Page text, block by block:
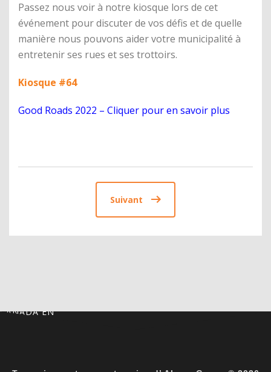
Passez nous voir à notre kiosque lors de cet
événement pour discuter de vos défis et de quelle
manière nous pouvons aider votre municipalité à
entretenir ses rues et ses trottoirs.
Kiosque #64
Good Roads 2022 – Cliquer pour en savoir plus
Suivant
CANADA EN